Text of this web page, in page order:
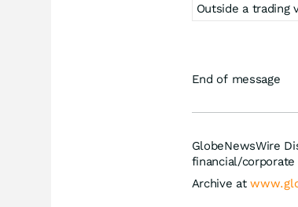
Outside a trading
End of message
GlobeNewsWire
financial/
Archive at